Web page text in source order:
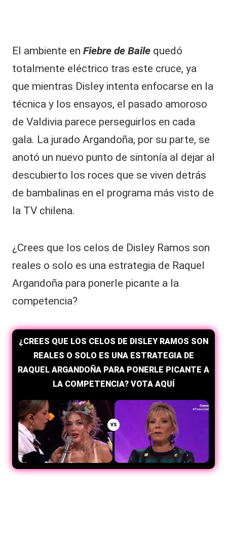
El ambiente en Fiebre de Baile quedó
totalmente eléctrico tras este cruce, ya
que mientras Disley intenta enfocarse en la
técnica y los ensayos, el pasado amoroso
de Valdivia parece perseguirlos en cada
gala. La jurado Argandoña, por su parte, se
anotó un nuevo punto de sintonía al dejar al
descubierto los roces que se viven detrás
de bambalinas en el programa más visto de
la TV chilena.
¿Crees que los celos de Disley Ramos son
reales o solo es una estrategia de Raquel
Argandoña para ponerle picante a la
competencia?
¿CREES QUE LOS CELOS DE DISLEY RAMOS SON
REALES O SOLO ES UNA ESTRATEGIA DE
RAQUEL ARGANDOÑA PARA PONERLE PICANTE A
LA COMPETENCIA? VOTA AQUÍ
VS